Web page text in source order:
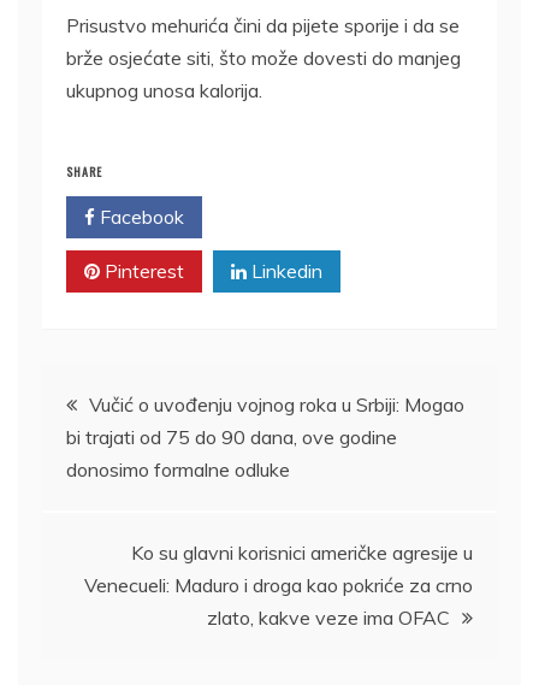
Prisustvo mehurića čini da pijete sporije i da se
brže osjećate siti, što može dovesti do manjeg
ukupnog unosa kalorija.
SHARE
Facebook
Pinterest Linkedin
Kretanje
članka
Vučić o uvođenju vojnog roka u Srbiji: Mogao
bi trajati od 75 do 90 dana, ove godine
donosimo formalne odluke
Ko su glavni korisnici američke agresije u
Venecueli: Maduro i droga kao pokriće za crno
zlato, kakve veze ima OFAC